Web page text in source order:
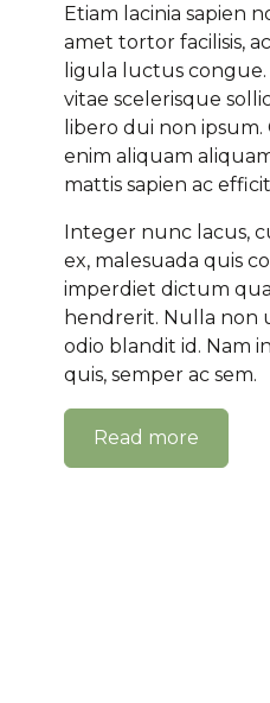
Etiam lacinia sapien
amet tortor facilisis,
ligula luctus congue.
vitae scelerisque
libero dui non
enim aliquam
mattis sapien ac
Integer nunc lacus,
ex, malesuada quis
imperdiet dictum
hendrerit. Nulla non
odio blandit id. Nam
quis, semper ac sem.
Read more